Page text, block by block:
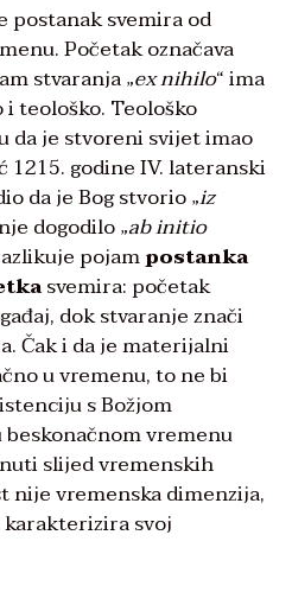
postanak svemira od
Početak označava
stvaranja „ex nihilo“ ima
teološko. Teološko
da je stvoreni svijet imao
1215. godine IV. lateranski
da je Bog stvorio „iz
dogodilo „ab initio
pojampostanka
svemira: početak
dok stvaranje znači
Čak i da je materijalni
u vremenu, to ne bi
s Božjom
vremenu
slijed vremenskih
nije vremenska dimenzija,
svoj